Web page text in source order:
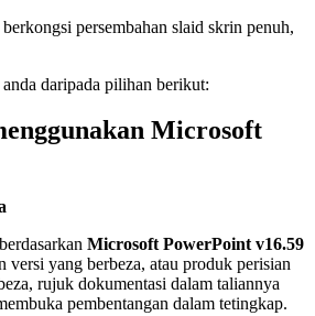
berkongsi persembahan slaid skrin penuh,
anda daripada pilihan berikut:
Microsoft
berdasarkan Microsoft PowerPoint v16.59
versi yang berbeza, atau produk perisian
, rujuk dokumentasi dalam taliannya
pembentangan dalam tetingkap.